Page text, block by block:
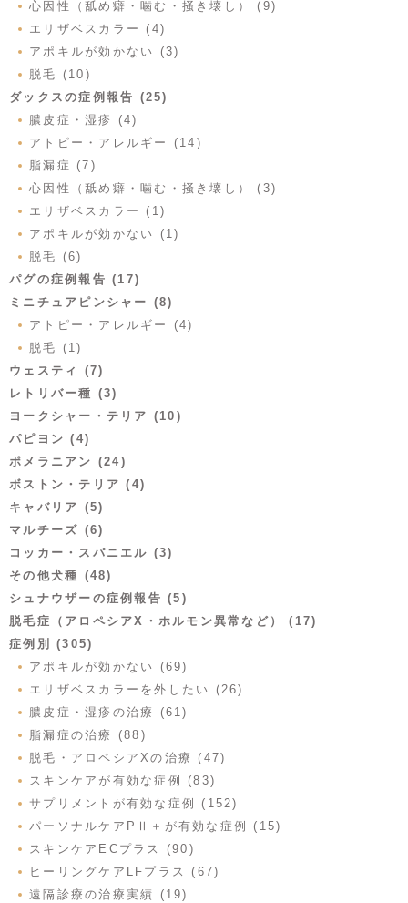
心因性（舐め癖・噛む・掻き壊し） (9)
エリザベスカラー (4)
アポキルが効かない (3)
脱毛 (10)
ダックスの症例報告 (25)
膿皮症・湿疹 (4)
アトピー・アレルギー (14)
脂漏症 (7)
心因性（舐め癖・噛む・掻き壊し） (3)
エリザベスカラー (1)
アポキルが効かない (1)
脱毛 (6)
パグの症例報告 (17)
ミニチュアピンシャー (8)
アトピー・アレルギー (4)
脱毛 (1)
ウェスティ (7)
レトリバー種 (3)
ヨークシャー・テリア (10)
パピヨン (4)
ポメラニアン (24)
ボストン・テリア (4)
キャバリア (5)
マルチーズ (6)
コッカー・スパニエル (3)
その他犬種 (48)
シュナウザーの症例報告 (5)
脱毛症（アロペシアX・ホルモン異常など） (17)
症例別 (305)
アポキルが効かない (69)
エリザベスカラーを外したい (26)
膿皮症・湿疹の治療 (61)
脂漏症の治療 (88)
脱毛・アロペシアXの治療 (47)
スキンケアが有効な症例 (83)
サプリメントが有効な症例 (152)
パーソナルケアPⅡ＋が有効な症例 (15)
スキンケアECプラス (90)
ヒーリングケアLFプラス (67)
遠隔診療の治療実績 (19)